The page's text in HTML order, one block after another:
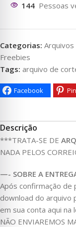
145 Pessoas
Categorias:
Freebies
Tags: arquivo de
Facebook
Descrição
***TRATA-SE DE
NADA PELOS
—- SOBRE A
Após confirmação de
download do arquivo
em sua conta aqui na
NÃO ENVIAREMOS